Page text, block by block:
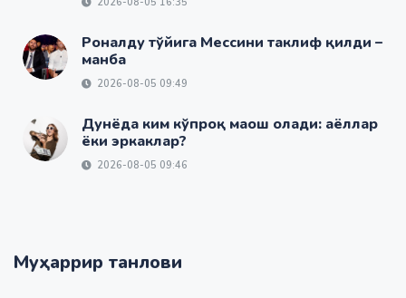
Роналду тўйига Мессини таклиф қилди –
манба
2026-08-05 09:49
Дунёда ким кўпроқ маош олади: аёллар
ёки эркаклар?
2026-08-05 09:46
Муҳаррир танлови